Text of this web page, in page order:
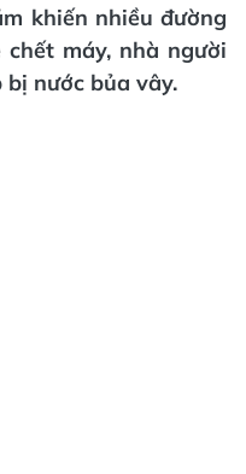
khiến nhiều đường
máy, nhà người
nước bủa vây.